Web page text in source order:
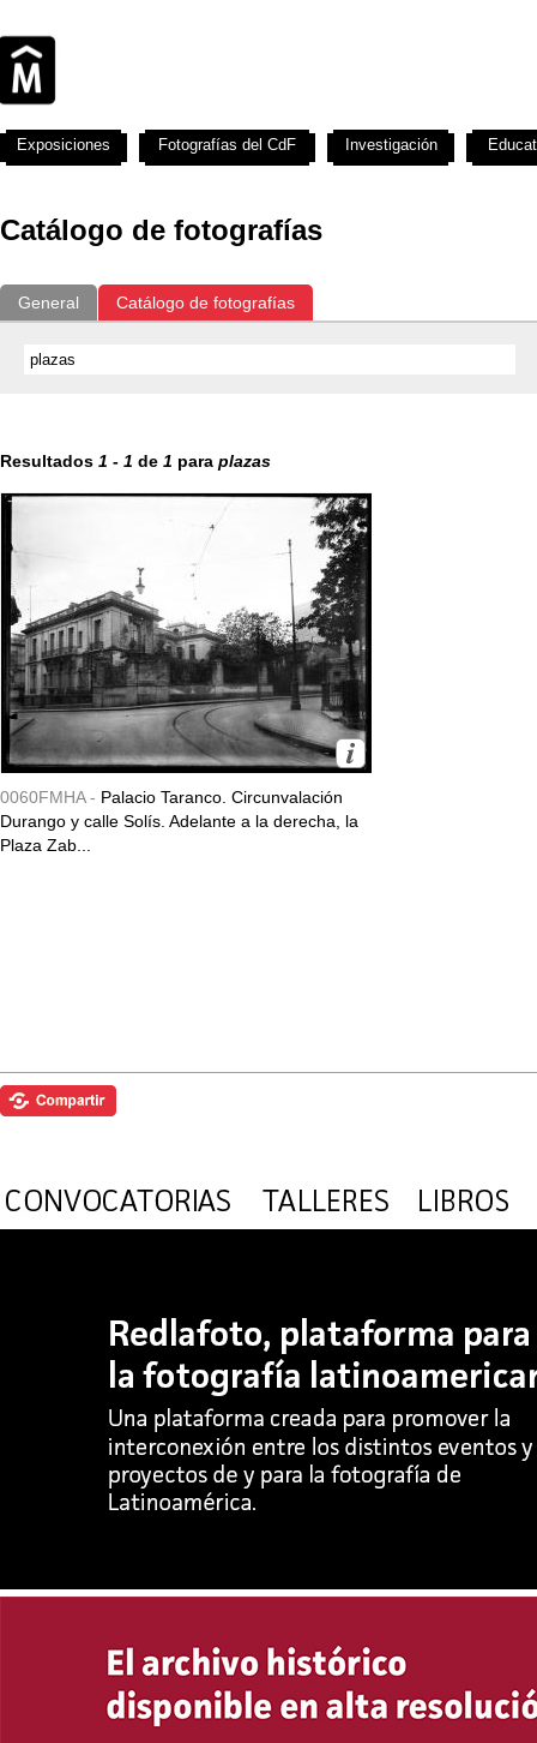
Catálogo de fotografías
General Catálogo de fotografías
Resultados 1 - 1 de 1 para plazas
0060FMHA - Palacio Taranco. Circunvalación
Durango y calle Solís. Adelante a la derecha, la
Plaza Zab...
Exposiciones Fotografías del CdF Investigación